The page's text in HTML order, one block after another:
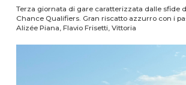
Terza giornata di gare caratterizzata dalle sfide
Chance Qualifiers. Gran riscatto azzurro con i
Alizée Piana, Flavio Frisetti, Vittoria